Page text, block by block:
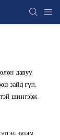
давуу
зайд гүн,
шингээж,
татам